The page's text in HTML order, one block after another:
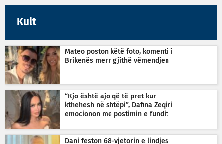
Kult
Mateo poston këtë foto, komenti i
Brikenës merr gjithë vëmendjen
“Kjo është ajo që të pret kur
kthehesh në shtëpi”, Dafina Zeqiri
emocionon me postimin e fundit
Dani feston 68-vjetorin e lindjes